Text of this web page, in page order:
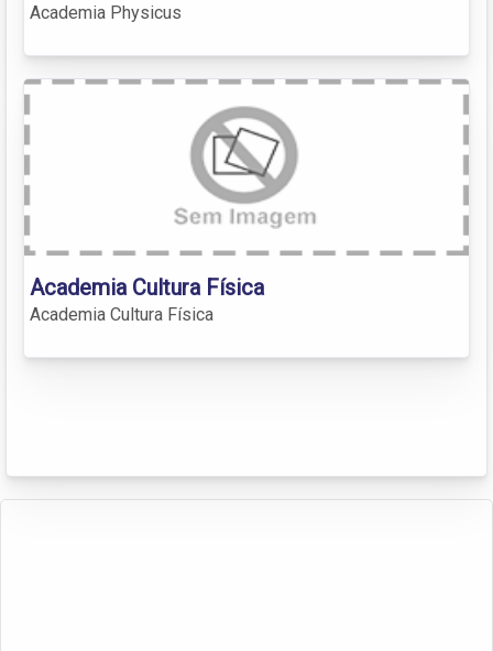
Academia Physicus
Academia Cultura Física
Academia Cultura Física